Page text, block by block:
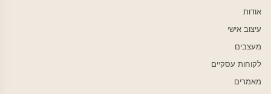
אודות
עיצוב אישי
מעצבים
לקוחות עסקיים
מאמרים